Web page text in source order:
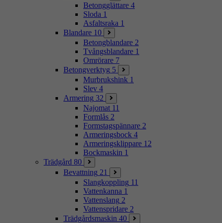
Betongglättare 4
Sloda 1
Asfaltsraka 1
Blandare 10
Betongblandare 2
Tvångsblandare 1
Omrörare 7
Betongverktyg 5
Murbrukshink 1
Slev 4
Armering 32
Najomat 11
Formlås 2
Formstagspännare 2
Armeringsbock 4
Armeringsklippare 12
Bockmaskin 1
Trädgård 80
Bevattning 21
Slangkoppling 11
Vattenkanna 1
Vattenslang 2
Vattenspridare 2
Trädgårdsmaskin 40